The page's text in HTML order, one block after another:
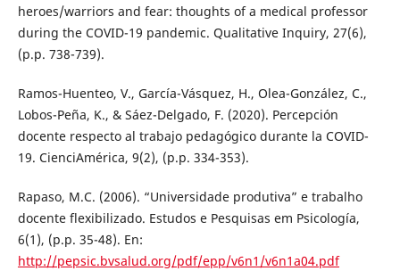
heroes/warriors and fear: thoughts of a medical professor
during the COVID-19 pandemic. Qualitative Inquiry, 27(6),
(p.p. 738-739).
Ramos-Huenteo, V., García-Vásquez, H., Olea-González, C.,
Lobos-Peña, K., & Sáez-Delgado, F. (2020). Percepción
docente respecto al trabajo pedagógico durante la COVID-
19. CienciAmérica, 9(2), (p.p. 334-353).
Rapaso, M.C. (2006). “Universidade produtiva” e trabalho
docente flexibilizado. Estudos e Pesquisas em Psicología,
6(1), (p.p. 35-48). En:
http://pepsic.bvsalud.org/pdf/epp/v6n1/v6n1a04.pdf